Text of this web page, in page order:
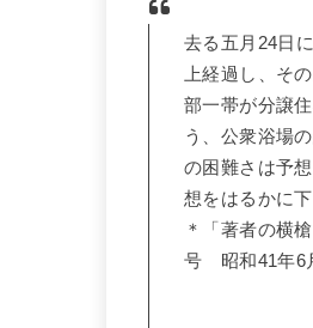
去る五月24日
上経過し、そ
部一帯が分譲
う、公衆浴場
の困難さは予
想をはるかに
＊「著者の横
号 昭和41年6